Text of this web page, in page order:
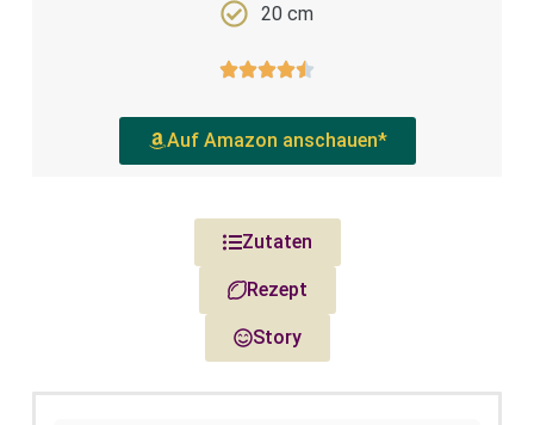
20 cm
Auf Amazon anschauen*
Zutaten
Rezept
Story